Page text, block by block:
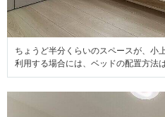
ちょうど半分くらいのスペースが、小
利用する場合には、ベッドの配置方法